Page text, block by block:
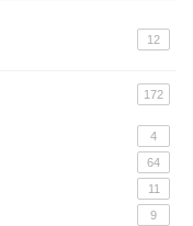
12
172
4
64
11
9